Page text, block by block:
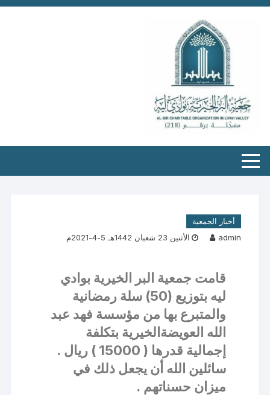
أخبار الجمعية
admin
الأثنين 23 شعبان 1442هـ 5-4-2021م
قامت جمعية البر الخيرية بوادي
ليه بتوزيع (50) سلة رمضانية
والمتبرع بها من ‎مؤسسة فهد عبد
الله العويضةالخيرية بتكلفة
إجمالية قدرها ( 15000 ) ريال .
سائلين الله أن يجعل ذلك في
ميزان حسناتهم .